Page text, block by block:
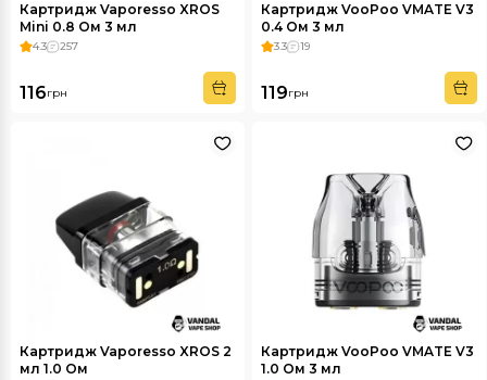
Картридж Vaporesso XROS
Mini 0.8 Ом 3 мл
4.3 257
116грн
Картридж VooPoo VMATE V3
0.4 Ом 3 мл
3.3 19
119грн
Картридж Vaporesso XROS 2
мл 1.0 Ом
Картридж VooPoo VMATE V3
1.0 Ом 3 мл